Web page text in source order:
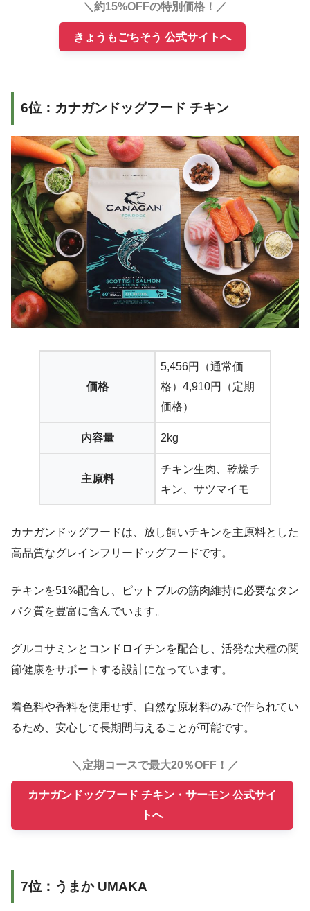
＼約15%OFFの特別価格！／
きょうもごちそう 公式サイトへ
6位：カナガンドッグフード チキン
価格
5,456円（通常価
格）4,910円（定期
価格）
内容量 2kg
主原料
チキン生肉、乾燥チ
キン、サツマイモ
カナガンドッグフードは、放し飼いチキンを主原料とした
高品質なグレインフリードッグフードです。
チキンを51%配合し、ピットブルの筋肉維持に必要なタン
パク質を豊富に含んでいます。
グルコサミンとコンドロイチンを配合し、活発な犬種の関
節健康をサポートする設計になっています。
着色料や香料を使用せず、自然な原材料のみで作られてい
るため、安心して長期間与えることが可能です。
＼定期コースで最大20％OFF！／
カナガンドッグフード チキン・サーモン 公式サイ
トへ
7位：うまか UMAKA